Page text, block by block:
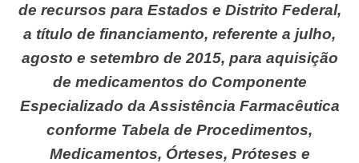
de recursos para Estados e Distrito Federal,
a título de financiamento, referente a julho,
agosto e setembro de 2015, para aquisição
de medicamentos do Componente
Especializado da Assistência Farmacêutica
conforme Tabela de Procedimentos,
Medicamentos, Órteses, Próteses e